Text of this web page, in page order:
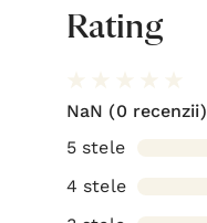
Rating
NaN (0 recenzii)
5 stele
4 stele